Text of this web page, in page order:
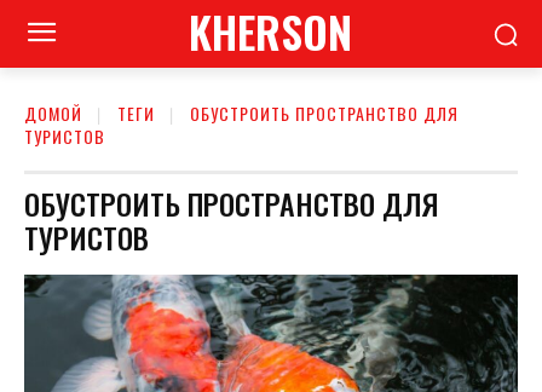
KHERSON
ДОМОЙ ТЕГИ
ОБУСТРОИТЬ ПРОСТРАНСТВО ДЛЯ
ТУРИСТОВ
ОБУСТРОИТЬ ПРОСТРАНСТВО ДЛЯ
ТУРИСТОВ